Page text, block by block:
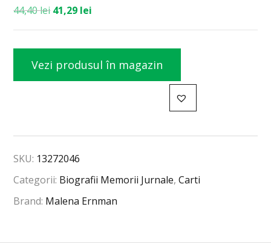
44,40lei 41,29 lei
Vezi produsul în magazin
SKU: 13272046
Categorii: Biografii Memorii Jurnale,Carti
Brand: Malena Ernman